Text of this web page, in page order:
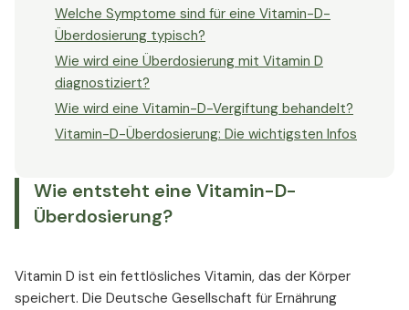
Welche Symptome sind für eine Vitamin-D-
Überdosierung typisch?
Wie wird eine Überdosierung mit Vitamin D
diagnostiziert?
Wie wird eine Vitamin-D-Vergiftung behandelt?
Vitamin-D-Überdosierung: Die wichtigsten Infos
Wie entsteht eine Vitamin-D-
Überdosierung?
Vitamin D ist ein fettlösliches Vitamin, das der Körper
speichert. Die Deutsche Gesellschaft für Ernährung